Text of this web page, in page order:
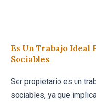
Es Un Trabajo Ideal
Sociables
Ser propietario es un
sociables, ya que